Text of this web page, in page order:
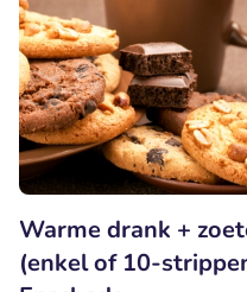
Warme drank +
(enkel of 10-